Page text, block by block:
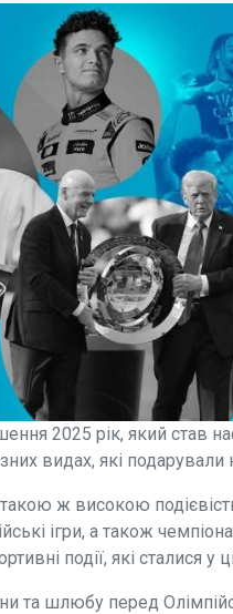
2025 рік, який став
видах, які
ж високою
ігри, а також
події, які сталися
та шлюбу перед